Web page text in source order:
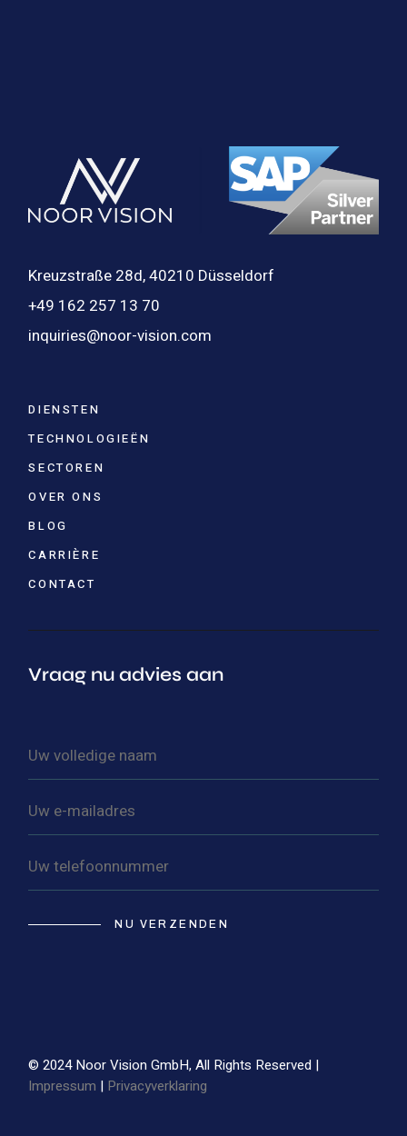
Kreuzstraße 28d, 40210 Düsseldorf
+49 162 257 13 70
inquiries@noor-vision.com
DIENSTEN
TECHNOLOGIEËN
SECTOREN
OVER ONS
BLOG
CARRIÈRE
CONTACT
Vraag nu advies aan
NU VERZENDEN
© 2024 Noor Vision GmbH, All Rights Reserved |
Impressum | Privacyverklaring